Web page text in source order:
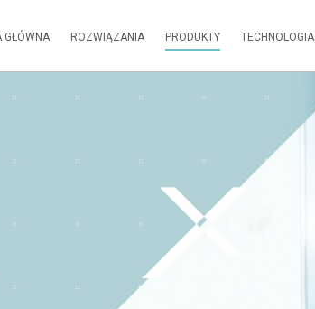
GŁÓWNA ROZWIĄZANIA PRODUKTY TECHNOLOGIA